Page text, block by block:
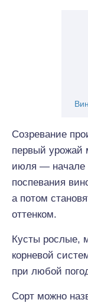
Созревание
первый урожай
июля — начале
поспевания
а потом
оттенком.
Кусты рослые,
корневой
при любой
Сорт можно